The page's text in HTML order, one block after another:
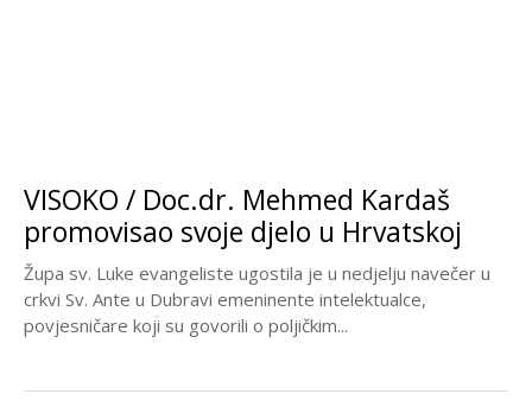
VISOKO / Doc.dr. Mehmed Kardaš
promovisao svoje djelo u Hrvatskoj
Župa sv. Luke evangeliste ugostila je u nedjelju navečer u
crkvi Sv. Ante u Dubravi emeninente intelektualce,
povjesničare koji su govorili o poljičkim...